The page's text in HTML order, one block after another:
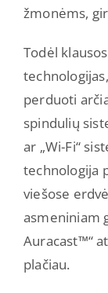
žmonėms,
Todėl
perduoti
spindulių
ar „Wi-Fi“
technologija
viešose
asmeniniam
Auracast™“
plačiau.